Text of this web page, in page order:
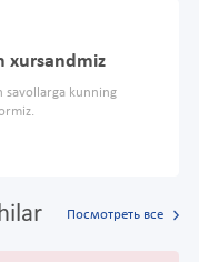
xursandmiz
savollarga kunning
Посмотреть все